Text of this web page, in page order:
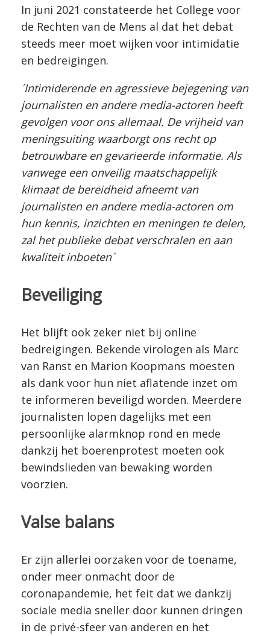
In juni 2021 constateerde het College voor
de Rechten van de Mens al dat het debat
steeds meer moet wijken voor intimidatie
en bedreigingen.
´Intimiderende en agressieve bejegening van
journalisten en andere media-actoren heeft
gevolgen voor ons allemaal. De vrijheid van
meningsuiting waarborgt ons recht op
betrouwbare en gevarieerde informatie. Als
vanwege een onveilig maatschappelijk
klimaat de bereidheid afneemt van
journalisten en andere media-actoren om
hun kennis, inzichten en meningen te delen,
zal het publieke debat verschralen en aan
kwaliteit inboeten´
Beveiliging
Het blijft ook zeker niet bij online
bedreigingen. Bekende virologen als Marc
van Ranst en Marion Koopmans moesten
als dank voor hun niet aflatende inzet om
te informeren beveiligd worden. Meerdere
journalisten lopen dagelijks met een
persoonlijke alarmknop rond en mede
dankzij het boerenprotest moeten ook
bewindslieden van bewaking worden
voorzien.
Valse balans
Er zijn allerlei oorzaken voor de toename,
onder meer onmacht door de
coronapandemie, het feit dat we dankzij
sociale media sneller door kunnen dringen
in de privé-sfeer van anderen en het